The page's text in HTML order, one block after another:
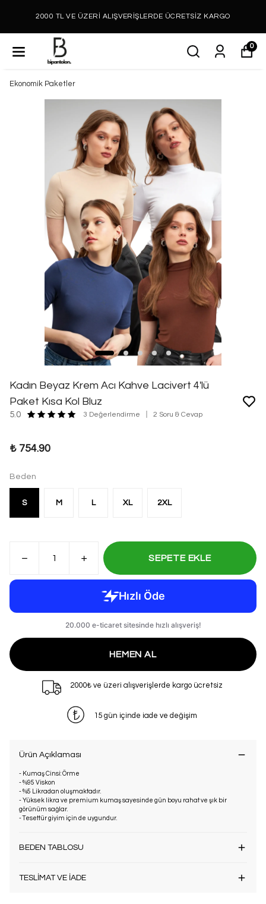
2000 TL VE ÜZERİ ALIŞVERİŞLERDE ÜCRETSİZ KARGO
0
Ekonomik Paketler
Kadın Beyaz Krem Acı Kahve Lacivert 4'lü
Paket Kısa Kol Bluz
5.0 3 Değerlendirme 2 Soru & Cevap
₺ 754.90
Beden
S M L XL 2XL
SEPETE EKLE
HEMEN AL
2000₺ ve üzeri alışverişlerde kargo ücretsiz
15 gün içinde iade ve değişim
Ürün Açıklaması
- Kumaş Cinsi: Örme
- %95 Viskon
- %5 Likradan oluşmaktadır.
- Yüksek likra ve premium kumaş sayesinde gün boyu rahat ve şık bir
görünüm sağlar.
- Tesettür giyim için de uygundur.
BEDEN TABLOSU
TESLİMAT VE İADE